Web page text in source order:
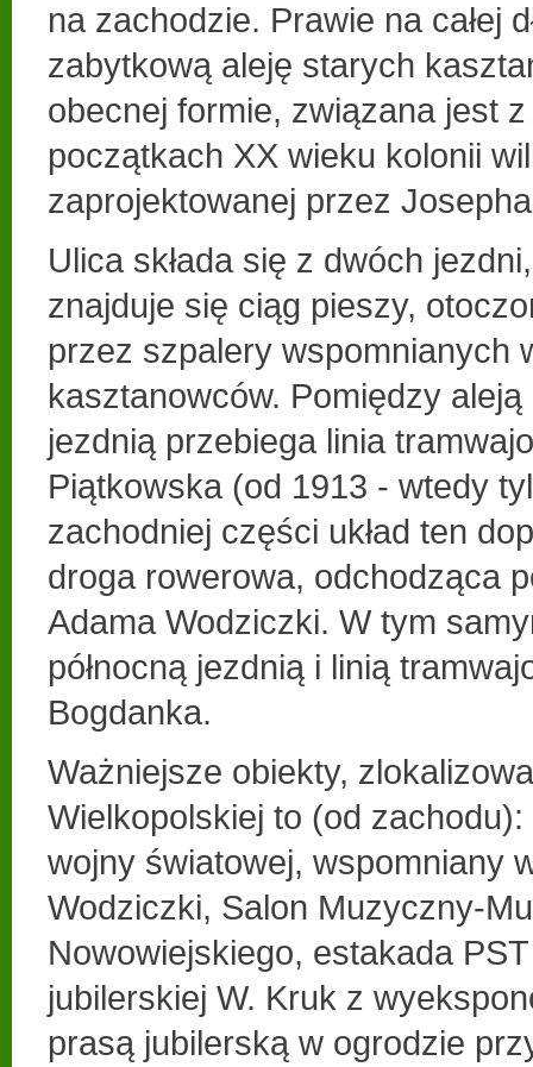
na zachodzie. Prawie na całej
zabytkową aleję starych
obecnej formie, związana jest
początkach XX wieku kolonii
zaprojektowanej przez
Ulica składa się z dwóch
znajduje się ciąg pieszy,
przez szpalery wspomnianych
kasztanowców. Pomiędzy aleją
jezdnią przebiega linia
Piątkowska (od 1913 - wtedy
zachodniej części układ ten
droga rowerowa, odchodząca
Adama Wodziczki. W tym
północną jezdnią i linią
Bogdanka.
Ważniejsze obiekty,
Wielkopolskiej to (od
wojny światowej, wspomniany
Wodziczki, Salon Muzyczny-
Nowowiejskiego, estakada
jubilerskiej W. Kruk z
prasą jubilerską w ogrodzie